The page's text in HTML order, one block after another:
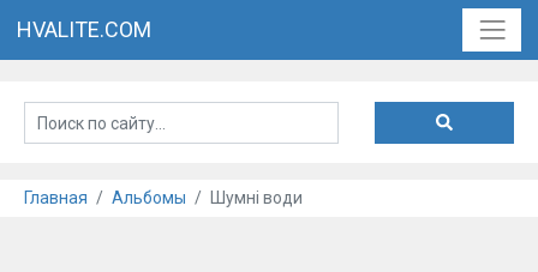
HVALITE.COM
Главная Альбомы Шумні води